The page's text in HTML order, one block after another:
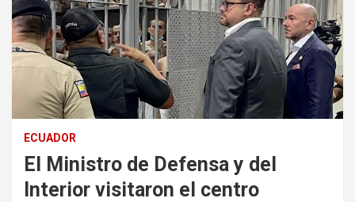
ECUADOR
El Ministro de Defensa y del
Interior visitaron el centro